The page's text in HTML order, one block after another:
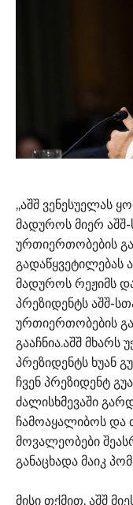
,,აშშ ვენესუელას
მადუროს მიერ
ურთიერთობების
გადაწყვეტილებას
მადუროს რეჟიმს
პრეზიდენტს აშშ-
ურთიერთობების
გააჩნია.აშშ
პრეზიდენტს ხუან
ჩვენ პრეზიდენტ
ძალისხმევაში
ჩამოაყალიბოს და
მოვალეობები
განაცხადა მაიკ
მისი თქმით, აშშ